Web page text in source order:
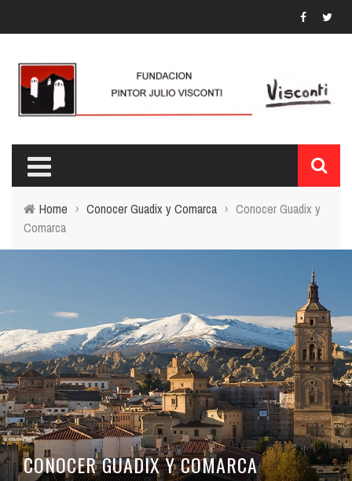
Home › Conocer Guadix y Comarca › Conocer Guadix y
Comarca
CONOCER GUADIX Y COMARCA